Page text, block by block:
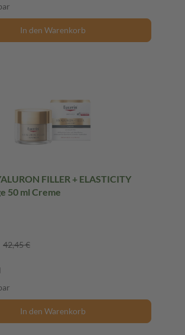
In den Warenkorb
FILLER + ELASTICITY
50 ml Creme
42,45 €
In den Warenkorb